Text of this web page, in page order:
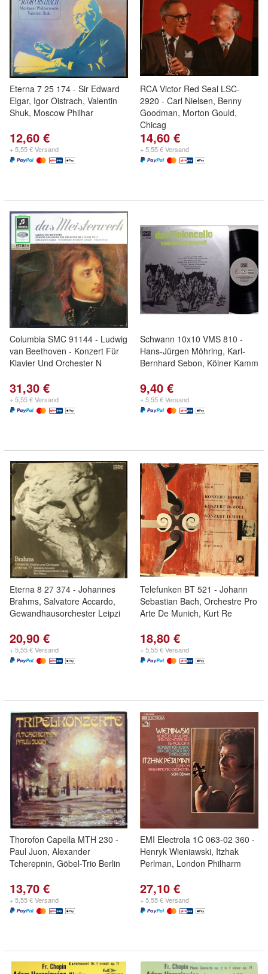
Eterna 7 25 174 - Sir Edward
Elgar, Igor Oistrach, Valentin
Shuk, Moscow Philhar
12,60 €
+ 5,55 € Versand
RCA Victor Red Seal LSC-
2920 - Carl Nielsen, Benny
Goodman, Morton Gould,
Chicag
14,60 €
+ 5,55 € Versand
Columbia SMC 91144 - Ludwig
van Beethoven - Konzert Für
Klavier Und Orchester N
31,30 €
+ 5,55 € Versand
Schwann 10x10 VMS 810 -
Hans-Jürgen Möhring, Karl-
Bernhard Sebon, Kölner Kamm
9,40 €
+ 5,55 € Versand
Eterna 8 27 374 - Johannes
Brahms, Salvatore Accardo,
Gewandhausorchester Leipzi
20,90 €
+ 5,55 € Versand
Telefunken BT 521 - Johann
Sebastian Bach, Orchestre Pro
Arte De Munich, Kurt Re
18,80 €
+ 5,55 € Versand
Thorofon Capella MTH 230 -
Paul Juon, Alexander
Tcherepnin, Göbel-Trio Berlin
13,70 €
+ 5,55 € Versand
EMI Electrola 1C 063-02 360 -
Henryk Wieniawski, Itzhak
Perlman, London Philharm
27,10 €
+ 5,55 € Versand